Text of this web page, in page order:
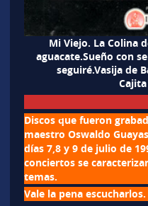
Mi Viejo. La Colina
aguacate.Sueño con
seguiré.Vasija de
Discos que fueron
maestro Oswaldo
días 7,8 y 9 de julio de
conciertos se
temas.
Vale la pena escucharlos.